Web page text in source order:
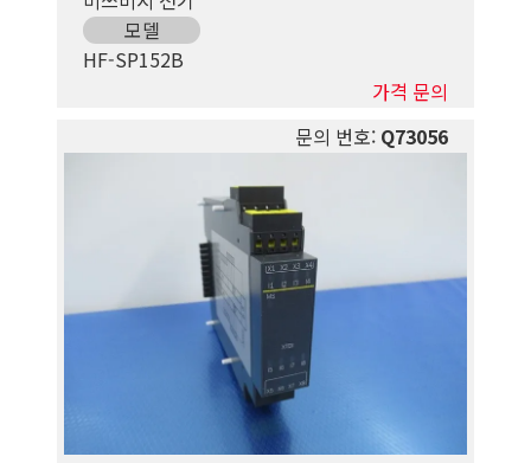
모델
HF-SP152B
가격 문의
문의 번호:Q73056